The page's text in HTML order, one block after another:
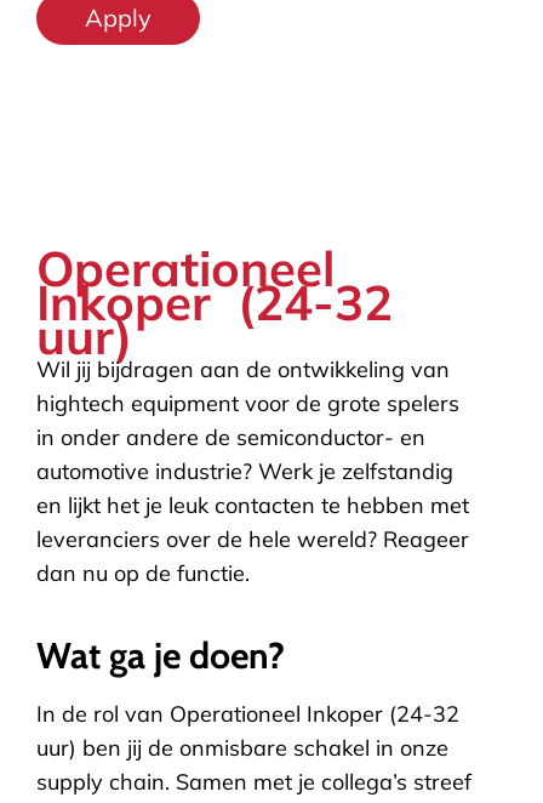
Apply
Operationeel
Inkoper (24-32
uur)
Wil jij bijdragen aan de ontwikkeling van
hightech equipment voor de grote spelers
in onder andere de semiconductor- en
automotive industrie? Werk je zelfstandig
en lijkt het je leuk contacten te hebben met
leveranciers over de hele wereld? Reageer
dan nu op de functie.
Wat ga je doen?
In de rol van Operationeel Inkoper (24-32
uur) ben jij de onmisbare schakel in onze
supply chain. Samen met je collega’s streef